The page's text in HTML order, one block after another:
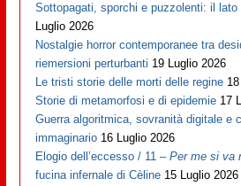
Sottopagati, sporchi e puzzolenti: il
Luglio 2026
Nostalgie horror contemporanee tra
riemersioni perturbanti 19 Luglio 2026
Le tristi storie delle morti delle regine
Storie di metamorfosi e di epidemie 17
Guerra algoritmica, sovranità digitale e
immaginario 16 Luglio 2026
Elogio dell’eccesso / 11 –Per me si va
fucina infernale di Cèline 15 Luglio 2026